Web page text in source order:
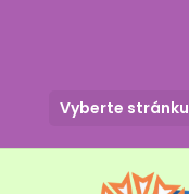
Vyberte stránku